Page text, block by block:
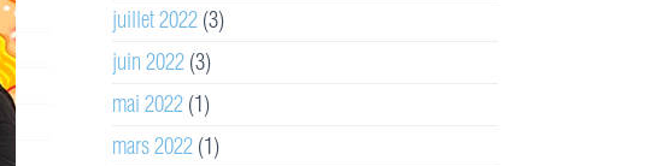
juillet 2022 (3)
juin 2022 (3)
mai 2022 (1)
mars 2022 (1)